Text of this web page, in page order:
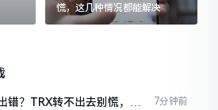
慌，这几种情况都能解决
？TRX转不出去别慌，这
7分钟前